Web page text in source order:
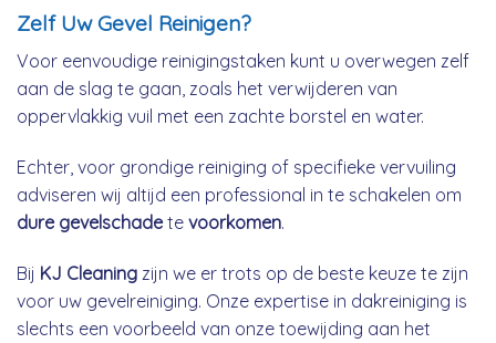
Zelf Uw Gevel Reinigen?
Voor eenvoudige reinigingstaken kunt u overwegen zelf
aan de slag te gaan, zoals het verwijderen van
oppervlakkig vuil met een zachte borstel en water.
Echter, voor grondige reiniging of specifieke vervuiling
adviseren wij altijd een professional in te schakelen om
dure gevelschadete voorkomen.
Bij KJ Cleaning zijn we er trots op de beste keuze te zijn
voor uw gevelreiniging. Onze expertise in dakreiniging is
slechts een voorbeeld van onze toewijding aan het